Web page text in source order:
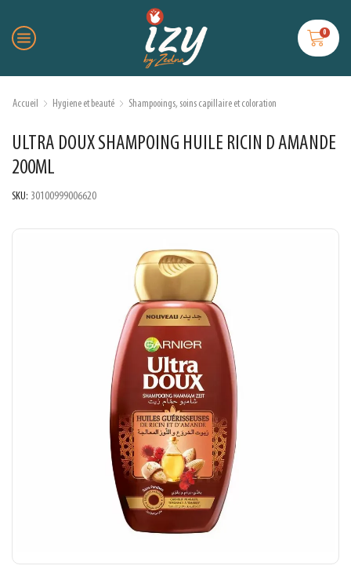
0
Accueil Hygiene et beauté Shampooings, soins capillaire et coloration
ULTRA DOUX SHAMPOING HUILE RICIN D AMANDE
200ML
SKU: 30100999006620